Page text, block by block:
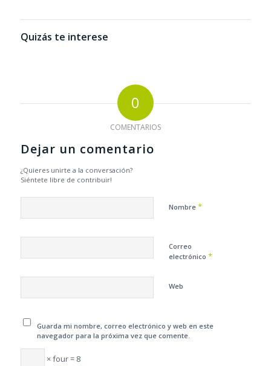
Quizás te interese
0
COMENTARIOS
Dejar un comentario
¿Quieres unirte a la conversación?
Siéntete libre de contribuir!
Nombre *
Correo
electrónico *
Web
Guarda mi nombre, correo electrónico y web en este
navegador para la próxima vez que comente.
× four = 8